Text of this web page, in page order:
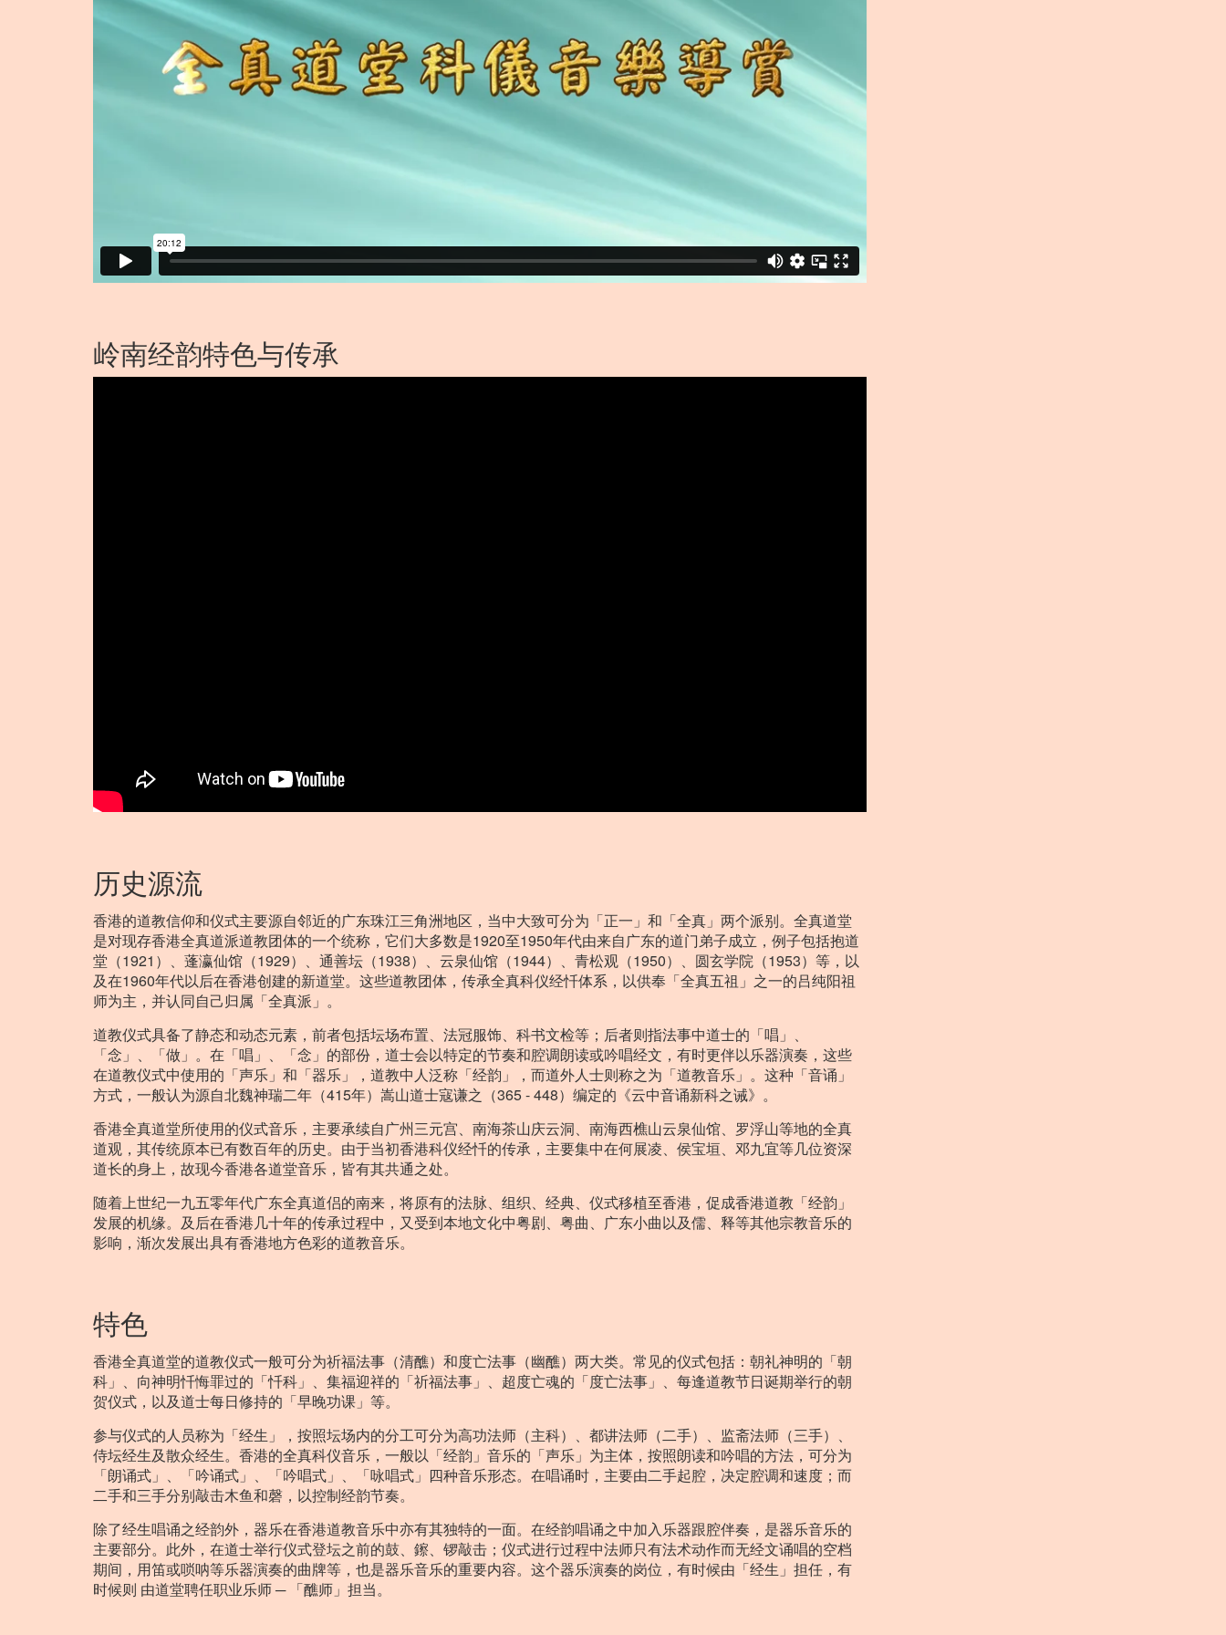
岭南经韵特色与传承
历史源流
香港的道教信仰和仪式主要源自邻近的广东珠江三角洲地区，当中大致可分为「正一」和「全真」两个派别。全真道堂
是对现存香港全真道派道教团体的一个统称，它们大多数是1920至1950年代由来自广东的道门弟子成立，例子包括抱道
堂（1921）、蓬瀛仙馆（1929）、通善坛（1938）、云泉仙馆（1944）、青松观（1950）、圆玄学院（1953）等，以
及在1960年代以后在香港创建的新道堂。这些道教团体，传承全真科仪经忏体系，以供奉「全真五祖」之一的吕纯阳祖
师为主，并认同自己归属「全真派」。
道教仪式具备了静态和动态元素，前者包括坛场布置、法冠服饰、科书文检等；后者则指法事中道士的「唱」、
「念」、「做」。在「唱」、「念」的部份，道士会以特定的节奏和腔调朗读或吟唱经文，有时更伴以乐器演奏，这些
在道教仪式中使用的「声乐」和「器乐」，道教中人泛称「经韵」，而道外人士则称之为「道教音乐」。这种「音诵​​」
方式，一般认为源自北魏神瑞二年（415年）嵩山道士寇谦之（365 - 448）编定的《云中音诵新科之诫》。
香港全真道堂所使用的仪式音乐，主要承续自广州三元宫、南海茶山庆云洞、南海西樵山云泉仙馆、罗浮山等地的全真
道观，其传统原本已有数百年的历史。由于当初香港科仪经忏的传承，主要集中在何展凌、侯宝垣、邓九宜等几位资深
道长的身上，故现今香港各道堂音乐，皆有其共通之处。
随着上世纪一九五零年代广东全真道侣的南来，将原有的法脉、组织、经典、仪式移植至香港，促成香港道教「经韵」
发展的机缘。及后在香港几十年的传承过程中，又受到本地文化中粤剧、粤曲、广东小曲以及儒、释等其他宗教音乐的
影响，渐次发展出具有香港地方色彩的道教音乐。
特色
香港全真道堂的道教仪式一般可分为祈福法事（清醮）和度亡法事（幽醮）两大类。常见的仪式包括：朝礼神明的「朝
科」、向神明忏悔罪过的「忏科」、集福迎祥的「祈福法事」、超度亡魂的「度亡法事」、每逢道教节日诞期举行的朝
贺仪式，以及道士每日修持的「早晚功课」等。
参与仪式的人员称为「经生」，按照坛场内的分工可分为高功法师（主科）、都讲法师（二手）、监斋法师（三手）、
侍坛经生及散众经生。香港的全真科仪音乐，一般以「经韵」音乐的「声乐」为主体，按照朗读和吟唱的方法，可分为
「朗诵式」、「吟诵式」、「吟唱式」、「咏唱式」四种音乐形态。在唱诵时，主要由二手起腔，决定腔调和速度；而
二手和三手分别敲击木鱼和磬，以控制经韵节奏。
除了经生唱诵之经韵外，器乐在香港道教音乐中亦有其独特的一面。在经韵唱诵之中加入乐器跟腔伴奏，是器乐音乐的
主要部分。此外，在道士举行仪式登坛之前的鼓、鑔、锣敲击；仪式进行过程中法师只有法术动作而无经文诵唱的空档
期间，用笛或唢呐等乐器演奏的曲牌等，也是器乐音乐的重要内容。这个器乐演奏的岗位，有时候由「经生」担任，有
时候则 由道堂聘任职业乐师 ─ 「醮师」担当。